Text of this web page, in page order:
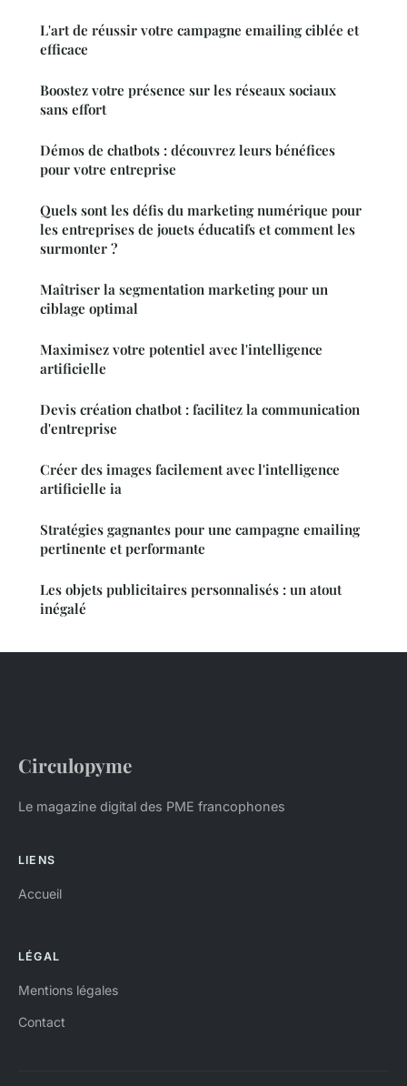
L'art de réussir votre campagne emailing ciblée et
efficace
Boostez votre présence sur les réseaux sociaux
sans effort
Démos de chatbots : découvrez leurs bénéfices
pour votre entreprise
Quels sont les défis du marketing numérique pour
les entreprises de jouets éducatifs et comment les
surmonter ?
Maîtriser la segmentation marketing pour un
ciblage optimal
Maximisez votre potentiel avec l'intelligence
artificielle
Devis création chatbot : facilitez la communication
d'entreprise
Créer des images facilement avec l'intelligence
artificielle ia
Stratégies gagnantes pour une campagne emailing
pertinente et performante
Les objets publicitaires personnalisés : un atout
inégalé
Circulopyme
Le magazine digital des PME francophones
LIENS
Accueil
LÉGAL
Mentions légales
Contact